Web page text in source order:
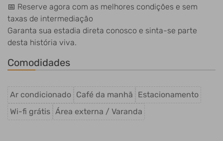
📅 Reserve agora com as melhores condições e sem
taxas de intermediação
Garanta sua estadia direta conosco e sinta-se parte
desta história viva.
Comodidades
Ar condicionado Café da manhã
Estacionamento
Wi-fi grátis Área externa / Varanda